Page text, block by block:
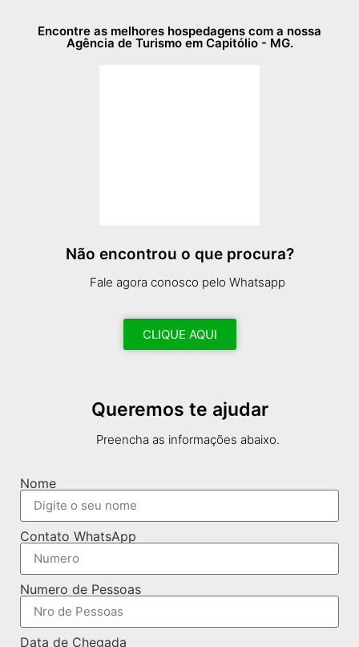
Encontre as melhores hospedagens com a nossa
Agência de Turismo em Capitólio - MG.
Não encontrou o que procura?
Fale agora conosco pelo Whatsapp
CLIQUE AQUI
Queremos te ajudar
Preencha as informações abaixo.
Nome
Contato WhatsApp
Numero de Pessoas
Data de Chegada